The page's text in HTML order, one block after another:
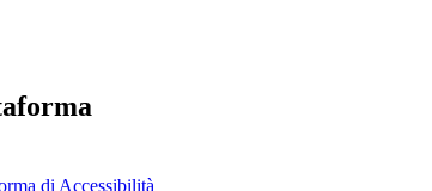
di Accessibilità